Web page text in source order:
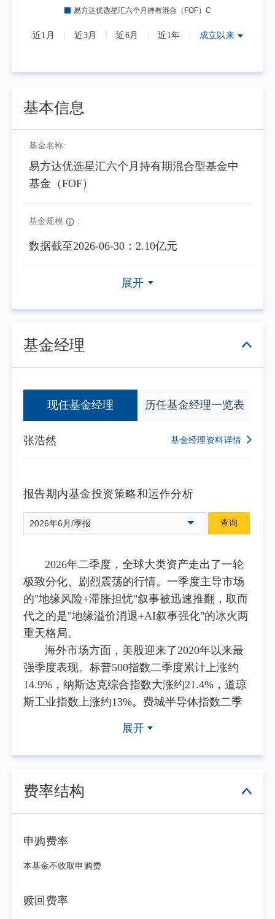
近1月 近3月 近6月 近1年 成立以来
基本信息
基金名称:
易方达优选星汇六个月持有期混合型基金中
基金（FOF）
基金规模 :
数据截至2026-06-30：2.10亿元
展开
基金经理
现任基金经理 历任基金经理一览表
张浩然 基金经理资料详情
报告期内基金投资策略和运作分析
2026年6月/季报 查询
2026年二季度，全球大类资产走出了一轮
极致分化、剧烈震荡的行情。一季度主导市场
的"地缘风险+滞胀担忧"叙事被迅速推翻，取而
代之的是"地缘溢价消退+AI叙事强化"的冰火两
重天格局。
海外市场方面，美股迎来了2020年以来最
强季度表现。标普500指数二季度累计上涨约
14.9%，纳斯达克综合指数大涨约21.4%，道琼
斯工业指数上涨约13%。费城半导体指数二季
纪录。AI产业链的全面通胀是核心驱动力——
美光科技单季暴涨242%，AMD上涨186%。企
分股公司超出一季度盈利预期，为2021年以来
半年涨幅高达64.25%，创业板指上涨35.58%，
1.38%。AI算力链的烈火烹油与传统经济的寒气
PCB（印制电路板）、存储、半导体等硬件板
展开
费率结构
申购费率
本基金不收取申购费
赎回费率